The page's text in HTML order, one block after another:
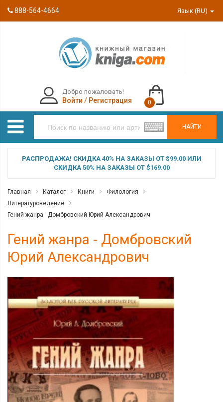
888-564-4664 Язык (RU)
НАЙТИ
Добро пожаловать!
Войти / Регистрация 0
РАСПРОДАЖА! СКИДКА 40% НА ЗАКАЗЫ ОТ $99.00 ИЛИ
СКИДКА 50% НА ЗАКАЗЫ ОТ $169.00
Главная Каталог Книги
Филология
Литературоведение
Гений жанра - Домбровский Юрий Александрович
Гений жанра - Домбровский
Юрий Александрович